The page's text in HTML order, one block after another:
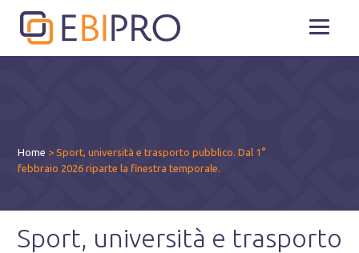
Home >Sport, università e trasporto pubblico. Dal 1°
febbraio 2026 riparte la finestra temporale.
Sport, università e trasporto